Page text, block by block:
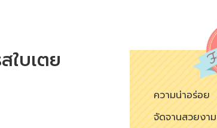
บเตย
ความน่าอร่อย
จัดจานสวยงาม